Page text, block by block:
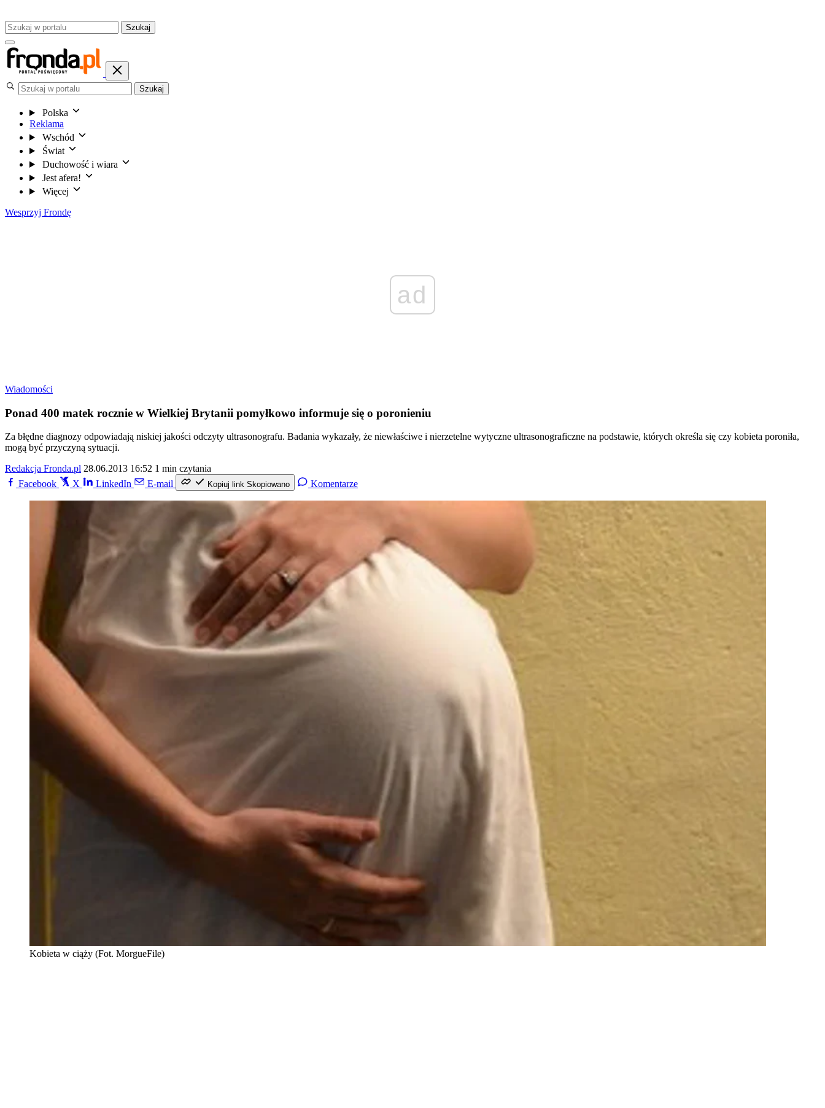
Szukaj
Szukaj
Polska
Reklama
Wschód
Świat
Duchowość i wiara
Jest afera!
Więcej
Wesprzyj Frondę
ad
Wiadomości
Ponad 400 matek rocznie w Wielkiej Brytanii pomyłkowo informuje się o poronieniu
Za błędne diagnozy odpowiadają niskiej jakości odczyty ultrasonografu. Badania wykazały, że niewłaściwe i nierzetelne wytyczne ultrasonograficzne na podstawie, których określa się czy kobieta poroniła,
mogą być przyczyną sytuacji.
Redakcja Fronda.pl 28.06.2013 16:52 1 min czytania
Facebook
X LinkedIn E-mail Kopiuj link Skopiowano Komentarze
Kobieta w ciąży (Fot. MorgueFile)